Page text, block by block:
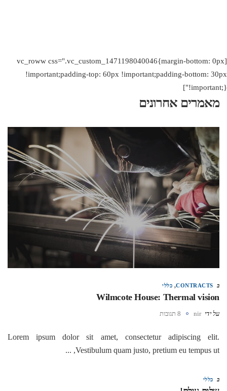
[vc_roww css=".vc_custom_1471198040046{margin-bottom: 0px
!important;padding-top: 60px !important;padding-bottom: 30px
!important;}"]
מאמרים אחרונים
ב CONTRACTS
, כללי
Wilmcote House: Thermal vision
על ידי nir 8 תגובות
Lorem ipsum dolor sit amet, consectetur adipiscing elit.
Vestibulum quam justo, pretium eu tempus ut, ...
ב כללי